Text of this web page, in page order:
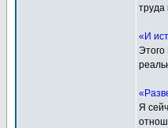
труда
«И
Этого
Я